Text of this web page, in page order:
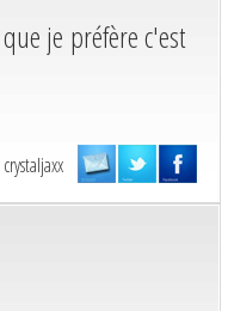
je préfère c'est
crystaljaxx